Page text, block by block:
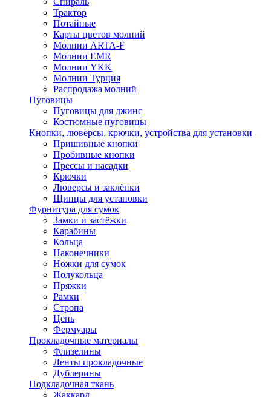
Трактор
Потайные
Карты цветов молний
Молнии ARTA-F
Молнии EMR
Молнии YKK
Молнии Турция
Распродажа молний
Пуговицы
Пуговицы для джинс
Костюмные пуговицы
Кнопки, люверсы, крючки, устройства для установки
Пришивные кнопки
Пробивные кнопки
Прессы и насадки
Крючки
Люверсы и заклёпки
Щипцы для установки
Фурнитура для сумок
Замки и застёжки
Карабины
Кольца
Наконечники
Ножки для сумок
Полукольца
Пряжки
Рамки
Стропа
Цепь
Фермуары
Прокладочные материалы
Флизелины
Ленты прокладочные
Дублерины
Подкладочная ткань
Жаккард